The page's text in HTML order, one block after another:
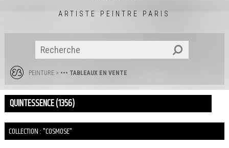
ARTISTE PEINTRE PARIS
PEINTURE> ••• TABLEAUX EN VENTE
QUINTESSENCE (1356)
COLLECTION : "COSMOSE"